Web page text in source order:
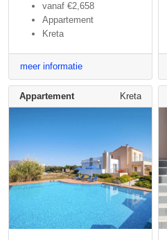
vanaf €2,658
Appartement
Kreta
meer informatie
Appartement Kreta